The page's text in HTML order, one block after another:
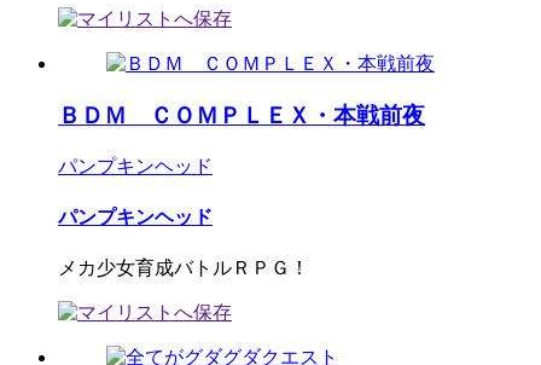
ＢＤＭ ＣＯＭＰＬＥＸ・本戦前夜
パンプキンヘッド
パンプキンヘッド
メカ少女育成バトルＲＰＧ！